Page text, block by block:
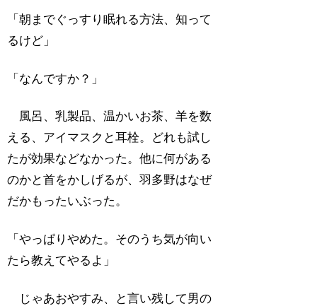
「朝までぐっすり眠れる方法、知って
るけど」
「なんですか？」
風呂、乳製品、温かいお茶、羊を数
える、アイマスクと耳栓。どれも試し
たが効果などなかった。他に何がある
のかと首をかしげるが、羽多野はなぜ
だかもったいぶった。
「やっぱりやめた。そのうち気が向い
たら教えてやるよ」
じゃあおやすみ、と言い残して男の